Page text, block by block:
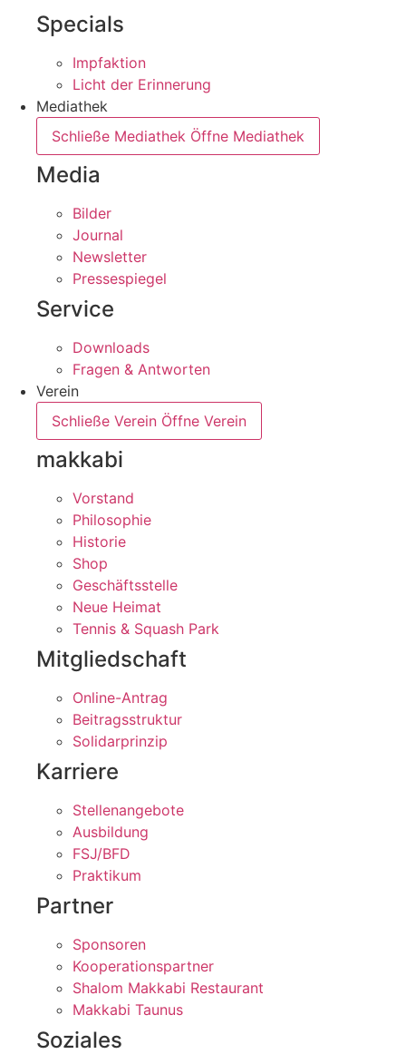
Specials
Impfaktion
Licht der Erinnerung
Mediathek
Schließe Mediathek Öffne Mediathek
Media
Bilder
Journal
Newsletter
Pressespiegel
Service
Downloads
Fragen & Antworten
Verein
Schließe Verein Öffne Verein
makkabi
Vorstand
Philosophie
Historie
Shop
Geschäftsstelle
Neue Heimat
Tennis & Squash Park
Mitgliedschaft
Online-Antrag
Beitragsstruktur
Solidarprinzip
Karriere
Stellenangebote
Ausbildung
FSJ/BFD
Praktikum
Partner
Sponsoren
Kooperationspartner
Shalom Makkabi Restaurant
Makkabi Taunus
Soziales